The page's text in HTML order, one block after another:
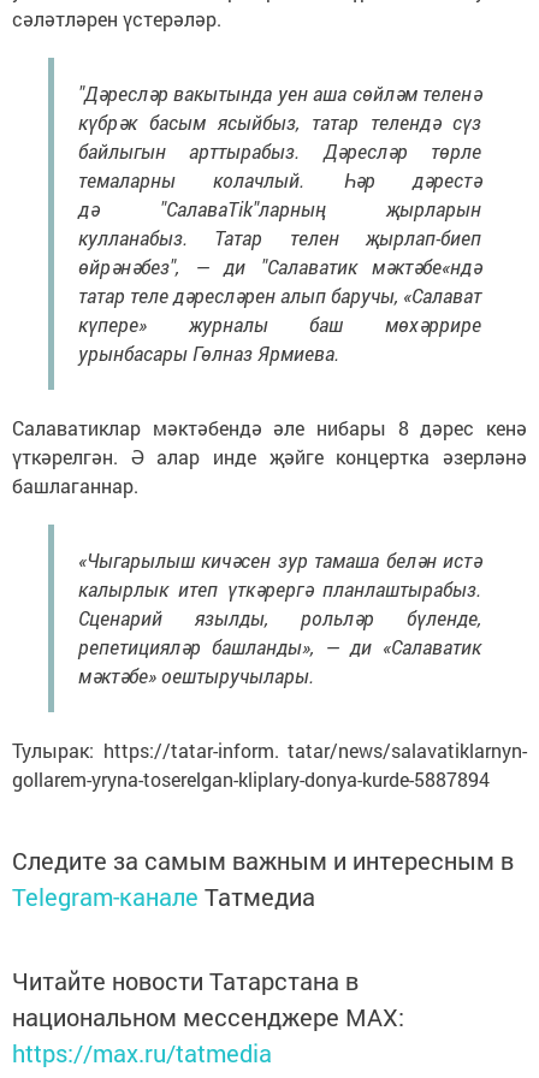
сәләтләрен үстерәләр.
"Дәресләр вакытында уен аша сөйләм теленә
күбрәк басым ясыйбыз, татар телендә сүз
байлыгын арттырабыз. Дәресләр төрле
темаларны колачлый. Һәр дәрестә
дә "СалаваTik"ларның җырларын
кулланабыз. Татар телен җырлап-биеп
өйрәнәбез", — ди "Салаватик мәктәбе«ндә
татар теле дәресләрен алып баручы, «Салават
күпере» журналы баш мөхәррире
урынбасары Гөлназ Ярмиева.
Салаватиклар мәктәбендә әле нибары 8 дәрес кенә
үткәрелгән. Ә алар инде җәйге концертка әзерләнә
башлаганнар.
«Чыгарылыш кичәсен зур тамаша белән истә
калырлык итеп үткәрергә планлаштырабыз.
Сценарий язылды, рольләр бүленде,
репетицияләр башланды», — ди «Салаватик
мәктәбе» оештыручылары.
Тулырак: https://tatar-inform. tatar/news/salavatiklarnyn-
gollarem-yryna-toserelgan-kliplary-donya-kurde-5887894
Следите за самым важным и интересным в
Telegram-канале Татмедиа
Читайте новости Татарстана в
национальном мессенджере MАХ:
https://max.ru/tatmedia